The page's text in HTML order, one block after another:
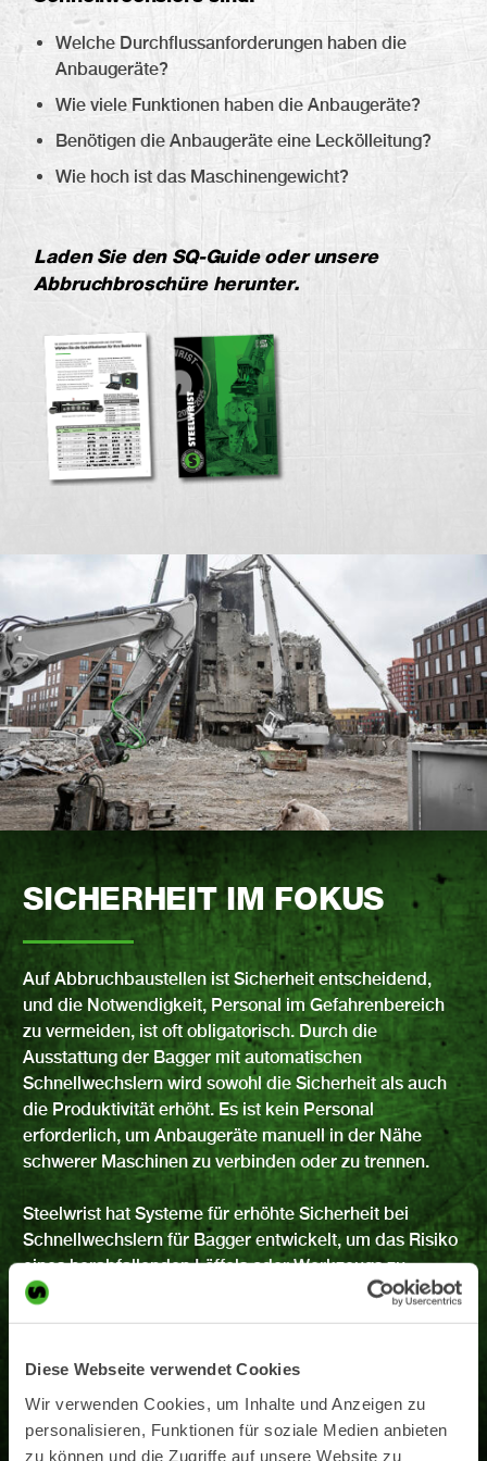
Diese Webseite verwendet Cookies
Wir verwenden Cookies, um Inhalte und Anzeigen zu
personalisieren, Funktionen für soziale Medien anbieten
zu können und die Zugriffe auf unsere Website zu
Welche Durchflussanforderungen haben die
Anbaugeräte?
Wie viele Funktionen haben die Anbaugeräte?
Benötigen die Anbaugeräte eine Leckölleitung?
Wie hoch ist das Maschinengewicht?
Laden Sie den SQ-Guide oder unsere
Abbruchbroschüre herunter.
SICHERHEIT IM FOKUS
Auf Abbruchbaustellen ist Sicherheit entscheidend,
und die Notwendigkeit, Personal im Gefahrenbereich
zu vermeiden, ist oft obligatorisch. Durch die
Ausstattung der Bagger mit automatischen
Schnellwechslern wird sowohl die Sicherheit als auch
die Produktivität erhöht. Es ist kein Personal
erforderlich, um Anbaugeräte manuell in der Nähe
schwerer Maschinen zu verbinden oder zu trennen.
Steelwrist hat Systeme für erhöhte Sicherheit bei
Schnellwechslern für Bagger entwickelt, um das Risiko
eines herabfallenden Löffels oder Werkzeugs zu
minimieren. Lesen Sie mehr über unsere
Sicherheitslösungen LockSense, Front Pin Lock und
Sicherheitslösungen